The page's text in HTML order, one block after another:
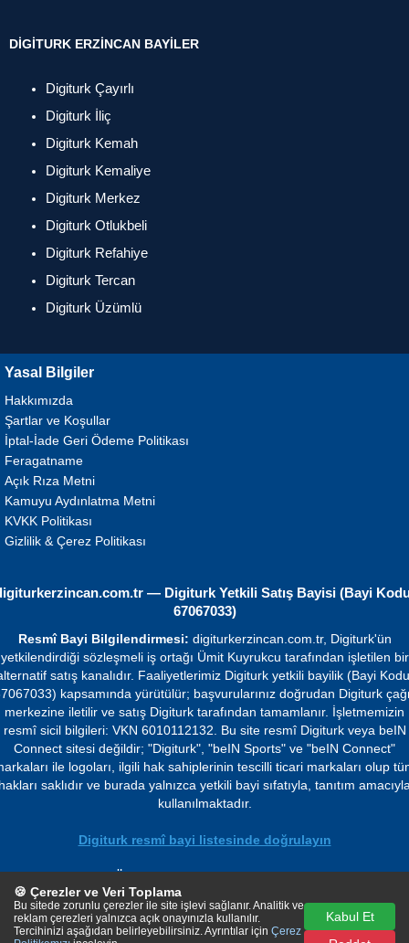
DIGITURK ERZINCAN BAYILER
Digiturk Çayırlı
Digiturk İliç
Digiturk Kemah
Digiturk Kemaliye
Digiturk Merkez
Digiturk Otlukbeli
Digiturk Refahiye
Digiturk Tercan
Digiturk Üzümlü
Yasal Bilgiler
Hakkımızda
Şartlar ve Koşullar
İptal-İade Geri Ödeme Politikası
Feragatname
Açık Rıza Metni
Kamuyu Aydınlatma Metni
KVKK Politikası
Gizlilik & Çerez Politikası
— Digiturk Yetkili Satış Bayisi (Bayi
67067033)
Resmî Bayi Bilgilendirmesi: digiturkerzincan.com.tr, Digiturk'ün
yetkilendirdiği sözleşmeli iş ortağı Ümit Kuyrukcu tarafından işletilen bir
satış kanalıdır. Faaliyetlerimiz Digiturk yetkili bayilik (Bayi
kapsamında yürütülür; başvurularınız doğrudan Digiturk
merkezine iletilir ve satış Digiturk tarafından tamamlanır. İşletmemizin
resmî sicil bilgileri: VKN 6010112132. Bu site resmî Digiturk veya beIN
Connect sitesi değildir; "Digiturk", "beIN Sports" ve "beIN Connect"
ile logoları, ilgili hak sahiplerinin tescilli ticari markaları olup
saklıdır ve burada yalnızca yetkili bayi sıfatıyla, tanıtım
kullanılmaktadır.
Digiturk resmî bayi listesinde doğrulayın
© 2026 Ümit Kuyrukcu. Tüm hakları saklıdır.
🍪 Çerezler ve Veri Toplama
Bu sitede zorunlu çerezler ile site işlevi sağlanır. Analitik ve
reklam çerezleri yalnızca açık onayınızla kullanılır.
Tercihinizi aşağıdan belirleyebilirsiniz. Ayrıntılar için Çerez
Kabul Et